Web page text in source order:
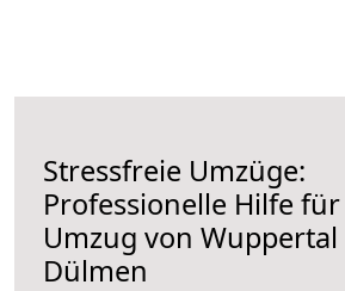
Stressfreie Umzüge:
Professionelle Hilfe
Umzug von Wuppertal
Dülmen